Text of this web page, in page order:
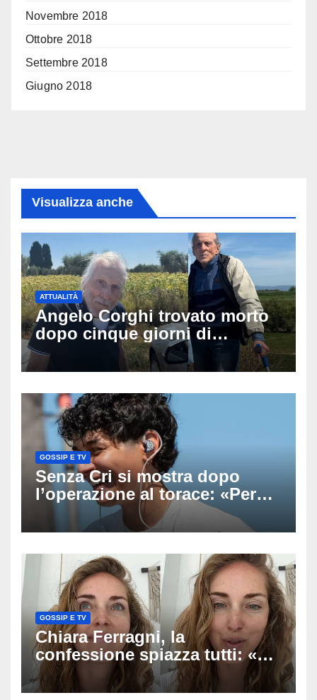
Novembre 2018
Ottobre 2018
Settembre 2018
Giugno 2018
Visualizza anche
ATTUALITÀ
Angelo Corghi trovato morto
dopo cinque giorni di
ricerche: il giallo dell’80enne
scomparso dopo essere
GOSSIP E TV
Senza Cri si mostra dopo
l’operazione al torace: «Per
anni mi sentivo in trappola», il
racconto sul difficile percorso
GOSSIP E TV
Chiara Ferragni, la
confessione spiazza tutti: «Un
mio ex voleva che mi rifacessi
il seno». Poi svela i ritocchi di